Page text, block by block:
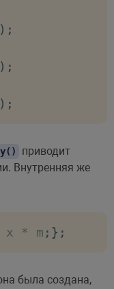
) ;
) ;
) ;
приводит
Внутренняя же
x * m ; } ;
была создана,